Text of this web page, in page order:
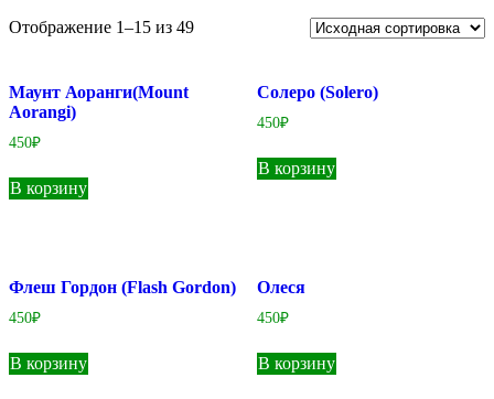
Отображение 1–15 из 49
Маунт Аоранги(Mount
Aorangi)
450₽
В корзину
Солеро (Solero)
450₽
В корзину
Флеш Гордон (Flash Gordon)
450₽
В корзину
Олеся
450₽
В корзину